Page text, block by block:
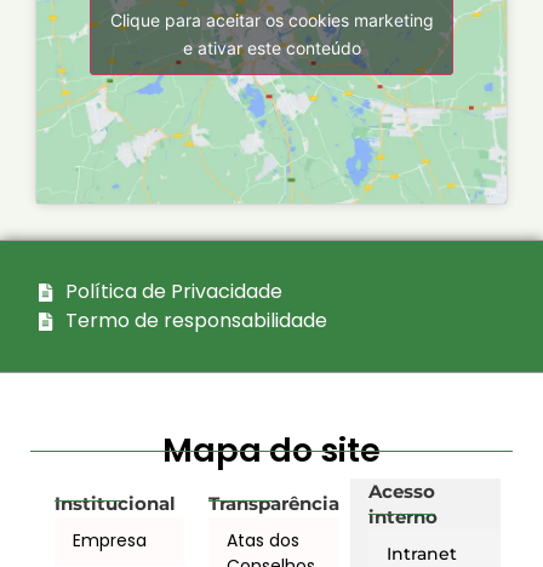
Clique para aceitar os cookies marketing
e ativar este conteúdo
Política de Privacidade
Termo de responsabilidade
Mapa do site
Institucional
Empresa
Transparência
Atas dos
Acesso
interno
Intranet